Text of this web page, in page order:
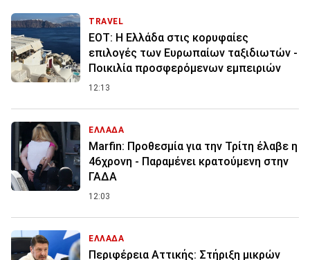
TRAVEL
ΕΟΤ: Η Ελλάδα στις κορυφαίες
επιλογές των Ευρωπαίων ταξιδιωτών -
Ποικιλία προσφερόμενων εμπειριών
12:13
ΕΛΛΑΔΑ
Marfin: Προθεσμία για την Τρίτη έλαβε η
46χρονη - Παραμένει κρατούμενη στην
ΓΑΔΑ
12:03
ΕΛΛΑΔΑ
Περιφέρεια Αττικής: Στήριξη μικρών